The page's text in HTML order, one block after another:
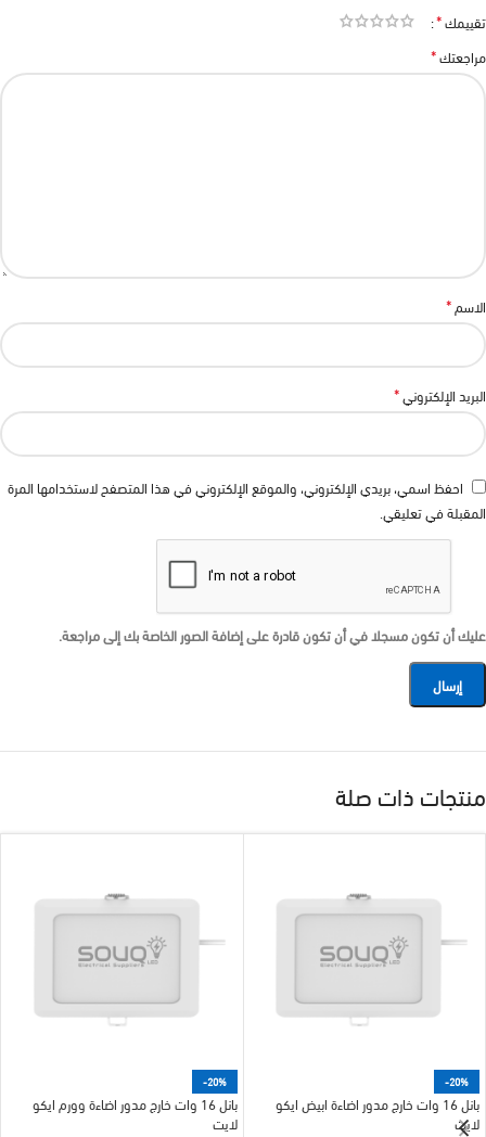
تقييمك*
مراجعتك*
الاسم*
البريد الإلكتروني*
احفظ اسمي، بريدي الإلكتروني، والموقع الإلكتروني في هذا المتصفح لاستخدامها المرة
المقبلة في تعليقي.
عليك أن تكون مسجلا في أن تكون قادرة على إضافة الصور الخاصة بك إلى مراجعة.
منتجات ذات صلة
-20%
بانل 16 وات خارج مدور اضاءة ابيض ايكو
لايت
-20%
بانل 16 وات خارج مدور اضاءة وورم ايكو
لايت